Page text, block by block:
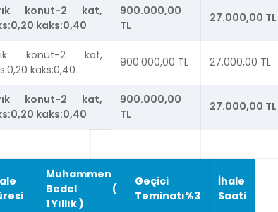
konut-2 kat,
kaks:0,40
900.000,00
TL
27.000,00 TL
konut-2 kat,
kaks:0,40
900.000,00 TL 27.000,00 TL
konut-2 kat,
kaks:0,40
900.000,00
TL
27.000,00 TL
Muhammen
Bedel (
1 Yıllık )
Geçici
Teminatı%3
İhale
Saati